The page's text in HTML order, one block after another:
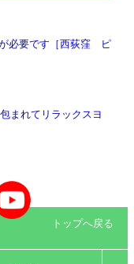
必要です［西荻窪 ピ
まれてリラックスヨ
トップへ戻る